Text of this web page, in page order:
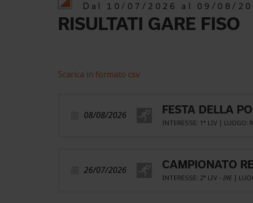
Dal 10/07/2026 al 09/08/
RISULTATI GARE FISO
Scarica in formato csv
08/08/2026 FESTA DELLA
INTERESSE: 1° LIV |
26/07/2026 CAMPIONATO
INTERESSE: 2° LIV - IRE |